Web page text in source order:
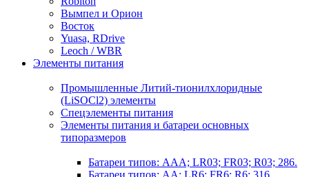
Вымпел и Орион
Восток
Yuasa, RDrive
Leoch / WBR
Элементы питания
Промышленные Литий-тионилхлоридные
(LiSOCl2) элементы
Спецэлементы питания
Элементы питания и батареи основных
типоразмеров
Батареи типов: AAA; LR03; FR03; R03; 286.
Батареи типов: AA; LR6; FR6; R6; 316